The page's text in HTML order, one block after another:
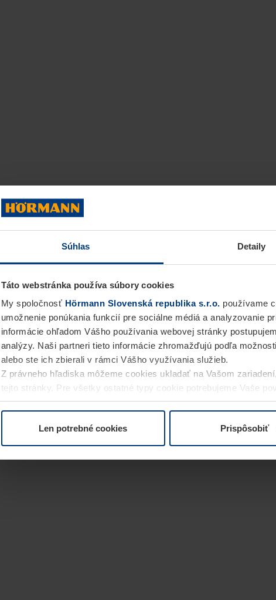
Súhlas Detaily
Táto webstránka používa súbory cookies
My spoločnosť Hörmann Slovenská republika s.r.o. používame
umožnenie ponúkania funkcií pre sociálne médiá a analyzovanie
informácie ohľadom Vášho používania webovej stránky
analýzy. Naši partneri tieto informácie zhromažďujú podľa
alebo ste ich zbierali v rámci Vášho využívania služieb.
Z právneho hľadiska môžeme cookies ukladať na Vašom
tejto stránky. Pre všetky ostatné typy cookie potrebujeme Vaše
alebo odvolať vo vysvetlení cookie na stránkeVyhlásenie o
Len potrebné cookies Prispôsobiť